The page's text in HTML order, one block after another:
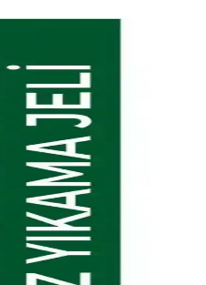
gözle görülür farklar sağlar.
için uygun ve
bu ürün, cilt sağlığını